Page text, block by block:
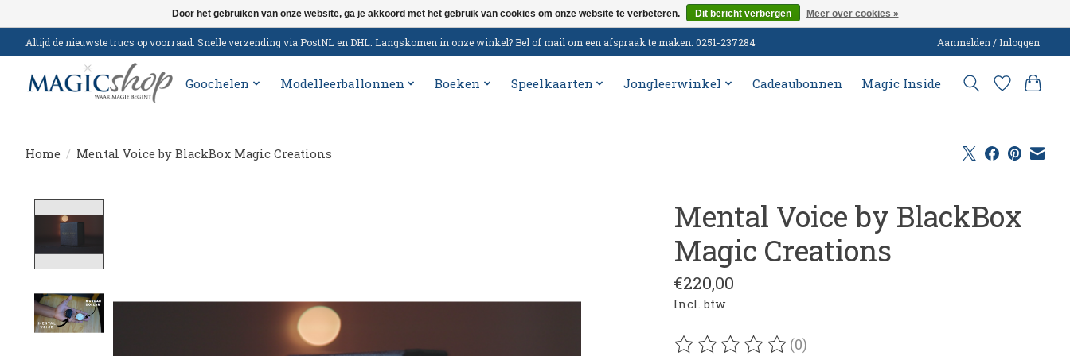
Altijd de nieuwste trucs op voorraad. Snelle verzending via PostNL en DHL. Langskomen in onze winkel? Bel of mail om een afspraak te maken. 0251-237284 Aanmelden / Inloggen
Goochelen Modelleerballonnen Boeken Speelkaarten Jongleerwinkel Cadeaubonnen Magic Inside
Home / Mental Voice by BlackBox Magic Creations
Mental Voice by BlackBox
Magic Creations
€220,00
Incl. btw
(0)
Door het gebruiken van onze website, ga je akkoord met het gebruik van cookies om onze website te verbeteren. Dit bericht verbergen Meer over cookies »